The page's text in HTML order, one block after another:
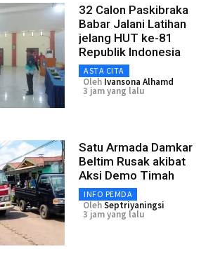
32 Calon Paskibraka
Babar Jalani Latihan
jelang HUT ke-81
Republik Indonesia
ASTA CITA
Oleh Ivansona Alhamd
3 jam yang lalu
Satu Armada Damkar
Beltim Rusak akibat
Aksi Demo Timah
INFO PEMDA
OlehSeptriyaningsi
3 jam yang lalu